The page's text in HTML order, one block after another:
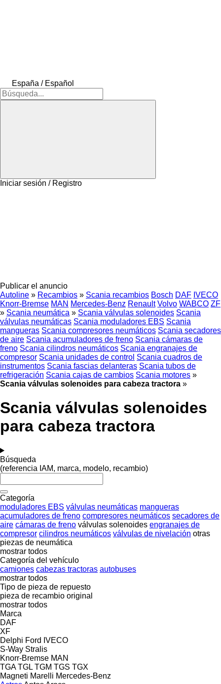
España / Español
Iniciar sesión / Registro
Publicar el anuncio
Autoline » Recambios » Scania recambios Bosch DAF IVECO
Knorr-Bremse MAN Mercedes-Benz Renault Volvo WABCO ZF
» Scania neumática » Scania válvulas solenoides Scania
válvulas neumáticas Scania moduladores EBS Scania
mangueras Scania compresores neumáticos Scania secadores
de aire Scania acumuladores de freno Scania cámaras de
freno Scania cilindros neumáticos Scania engranajes de
compresor Scania unidades de control Scania cuadros de
instrumentos Scania fascias delanteras Scania tubos de
refrigeración Scania cajas de cambios Scania motores »
Scania válvulas solenoides para cabeza tractora »
Scania válvulas solenoides
para cabeza tractora
Búsqueda
(referencia IAM, marca, modelo, recambio)
Categoría
moduladores EBS válvulas neumáticas mangueras
acumuladores de freno compresores neumáticos secadores de
aire cámaras de freno válvulas solenoides engranajes de
compresor cilindros neumáticos válvulas de nivelación otras
piezas de neumática
mostrar todos
Categoría del vehículo
camiones cabezas tractoras autobuses
mostrar todos
Tipo de pieza de repuesto
pieza de recambio original
mostrar todos
Marca
DAF
XF
Delphi Ford IVECO
S-Way Stralis
Knorr-Bremse MAN
TGA TGL TGM TGS TGX
Magneti Marelli Mercedes-Benz